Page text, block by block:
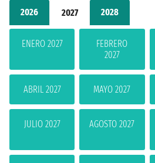
2026 2027 2028
ENERO 2027
FEBRERO
2027
ABRIL 2027 MAYO 2027
JULIO 2027 AGOSTO 2027